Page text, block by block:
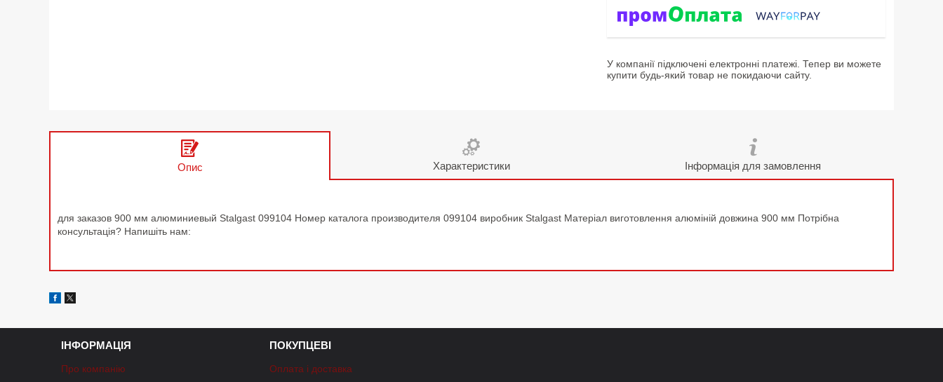
У компанії підключені електронні платежі. Тепер ви можете
купити будь-який товар не покидаючи сайту.
Опис Характеристики Інформація для замовлення
для заказов 900 мм алюминиевый Stalgast 099104 Номер каталога производителя 099104 виробник Stalgast Матеріал виготовлення алюміній довжина 900 мм Потрібна
консультація? Напишіть нам:
ІНФОРМАЦІЯ
Про компанію
ПОКУПЦЕВІ
Оплата і доставка